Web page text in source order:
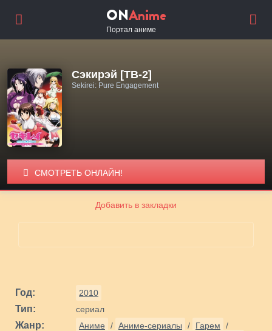
Сэкирэй [ТВ-2]
Sekirei: Pure Engagement
СМОТРЕТЬ ОНЛАЙН!
Год: 2010
Тип: сериал
Жанр: Аниме / Аниме-сериалы / Гарем
/
ONAnime
Портал аниме